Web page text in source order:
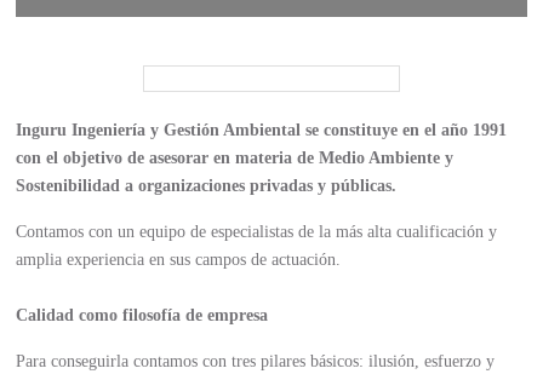
Inguru Ingeniería y Gestión Ambiental se constituye en el año 1991
con el objetivo de asesorar en materia de Medio Ambiente y
Sostenibilidad a organizaciones privadas y públicas.
Contamos con un equipo de especialistas de la más alta cualificación y
amplia experiencia en sus campos de actuación.
Calidad como filosofía de empresa
Para conseguirla contamos con tres pilares básicos: ilusión, esfuerzo y